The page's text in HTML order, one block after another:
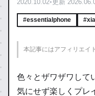
2020.10.02• 更新
#essentialphone
本記事にはアフィリエイ
色々とザワザワして
気にせず楽しくプレ